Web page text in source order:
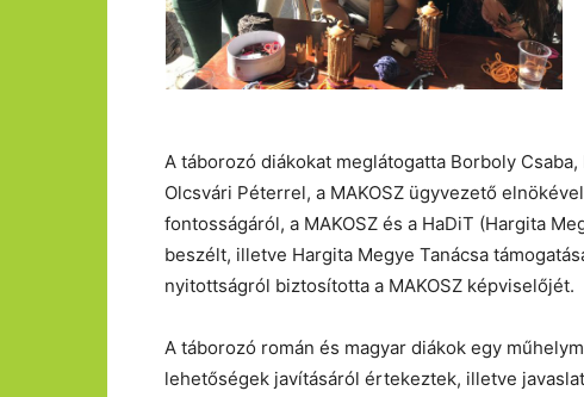
A táborozó diákokat meglátogatta Borboly
Olcsvári Péterrel, a MAKOSZ ügyvezető
fontosságáról, a MAKOSZ és a HaDiT (Hargita
beszélt, illetve Hargita Megye Tanácsa
nyitottságról biztosította a MAKOSZ képviselőjét.
A táborozó román és magyar diákok egy
lehetőségek javításáról értekeztek, illetve